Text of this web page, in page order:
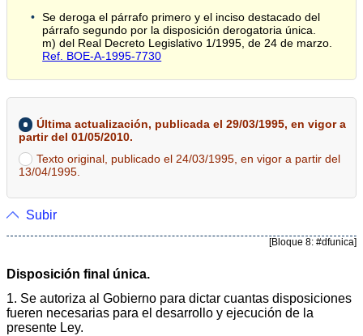
Se deroga el párrafo primero y el inciso destacado del
párrafo segundo por la disposición derogatoria única.
m) del Real Decreto Legislativo 1/1995, de 24 de marzo.
Ref. BOE-A-1995-7730
Última actualización, publicada el 29/03/1995, en vigor a
partir del 01/05/2010.
Texto original, publicado el 24/03/1995, en vigor a partir del
13/04/1995.
Subir
[Bloque 8: #dfunica]
Disposición final única.
1. Se autoriza al Gobierno para dictar cuantas disposiciones
fueren necesarias para el desarrollo y ejecución de la
presente Ley.